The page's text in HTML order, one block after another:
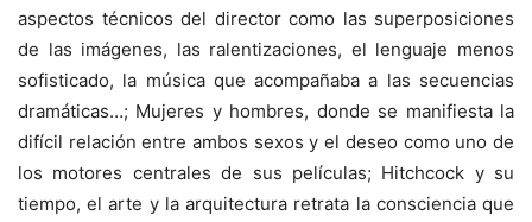
aspectos técnicos del director como las superposiciones
de las imágenes, las ralentizaciones, el lenguaje menos
sofisticado, la música que acompañaba a las secuencias
dramáticas…; Mujeres y hombres, donde se manifiesta la
difícil relación entre ambos sexos y el deseo como uno de
los motores centrales de sus películas; Hitchcock y su
tiempo, el arte y la arquitectura retrata la consciencia que